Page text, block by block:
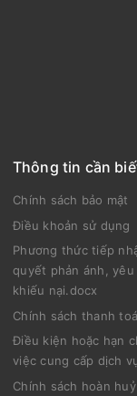
Thông tin cần
Chính sách bảo mật
Điều khoản sử dụng
Phương thức tiếp
quyết phản ánh, yêu
khiếu nại.docx
Chính sách thanh
Điều kiện hoặc hạn
việc cung cấp dịch
Chính sách hoàn